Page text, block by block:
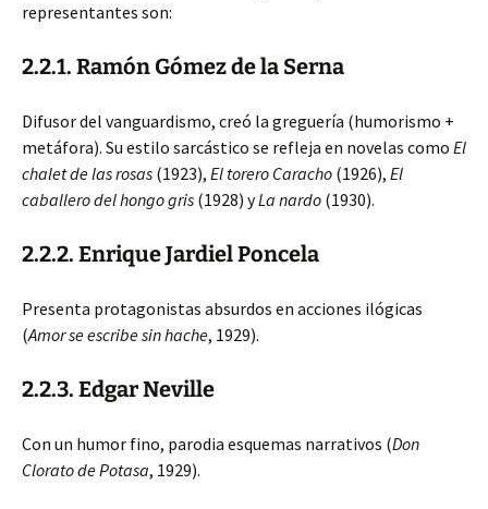
representantes son:
2.2.1. Ramón Gómez de la Serna
Difusor del vanguardismo, creó la greguería (humorismo +
metáfora). Su estilo sarcástico se refleja en novelas como El
chalet de las rosas (1923), El torero Caracho (1926), El
caballero del hongo gris (1928) yLa nardo (1930).
2.2.2. Enrique Jardiel Poncela
Presenta protagonistas absurdos en acciones ilógicas
(Amor se escribe sin hache, 1929).
2.2.3. Edgar Neville
Con un humor fino, parodia esquemas narrativos (Don
Clorato de Potasa, 1929).